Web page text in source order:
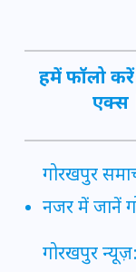
हमें फॉलो
एक्स
गोरखपुर
नजर में जानें
गोरखपुर